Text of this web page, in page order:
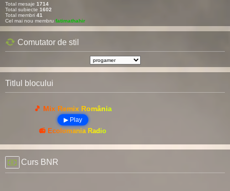
Total mesaje 1714
Total subiecte 1602
Total membri 41
Cel mai nou membru fatimathahir
Comutator de stil
Titlul blocului
🎵 Mix Remix România
▶ Play
📻 Ecolomania Radio
Curs BNR